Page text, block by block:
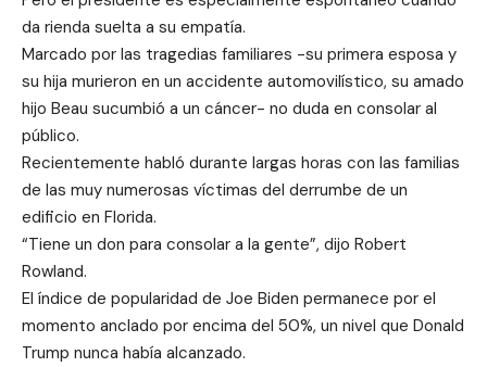
da rienda suelta a su empatía.
Marcado por las tragedias familiares -su primera esposa y
su hija murieron en un accidente automovilístico, su amado
hijo Beau sucumbió a un cáncer- no duda en consolar al
público.
Recientemente habló durante largas horas con las familias
de las muy numerosas víctimas del derrumbe de un
edificio en Florida.
“Tiene un don para consolar a la gente”, dijo Robert
Rowland.
El índice de popularidad de Joe Biden permanece por el
momento anclado por encima del 50%, un nivel que Donald
Trump nunca había alcanzado.